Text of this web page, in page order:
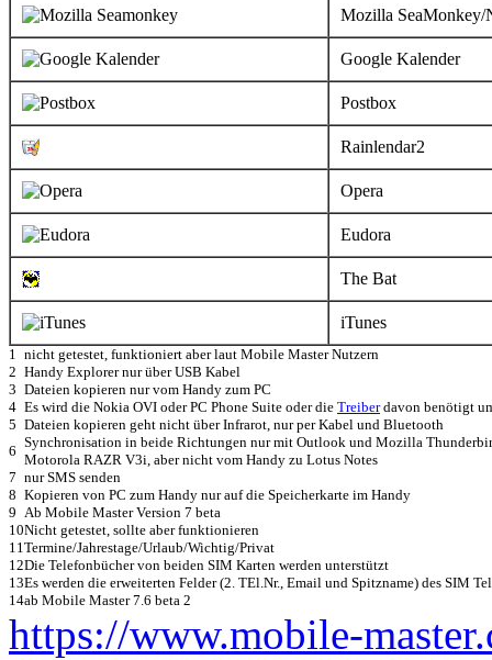
Mozilla SeaMonkey/
Google Kalender
Postbox
Rainlendar2
Opera
Eudora
The Bat
iTunes
1 nicht getestet, funktioniert aber laut Mobile Master Nutzern
2 Handy Explorer nur über USB Kabel
3 Dateien kopieren nur vom Handy zum PC
4 Es wird die Nokia OVI oder PC Phone Suite oder die Treiberdavon benötigt
5 Dateien kopieren geht nicht über Infrarot, nur per Kabel und Bluetooth
6
Synchronisation in beide Richtungen nur mit Outlook und Mozilla
Motorola RAZR V3i, aber nicht vom Handy zu Lotus Notes
7 nur SMS senden
8 Kopieren von PC zum Handy nur auf die Speicherkarte im Handy
9 Ab Mobile Master Version 7 beta
10Nicht getestet, sollte aber funktionieren
11Termine/Jahrestage/Urlaub/Wichtig/Privat
12Die Telefonbücher von beiden SIM Karten werden unterstützt
13Es werden die erweiterten Felder (2. TEl.Nr., Email und Spitzname) des SIM
14ab Mobile Master 7.6 beta 2
https://www.mobile-